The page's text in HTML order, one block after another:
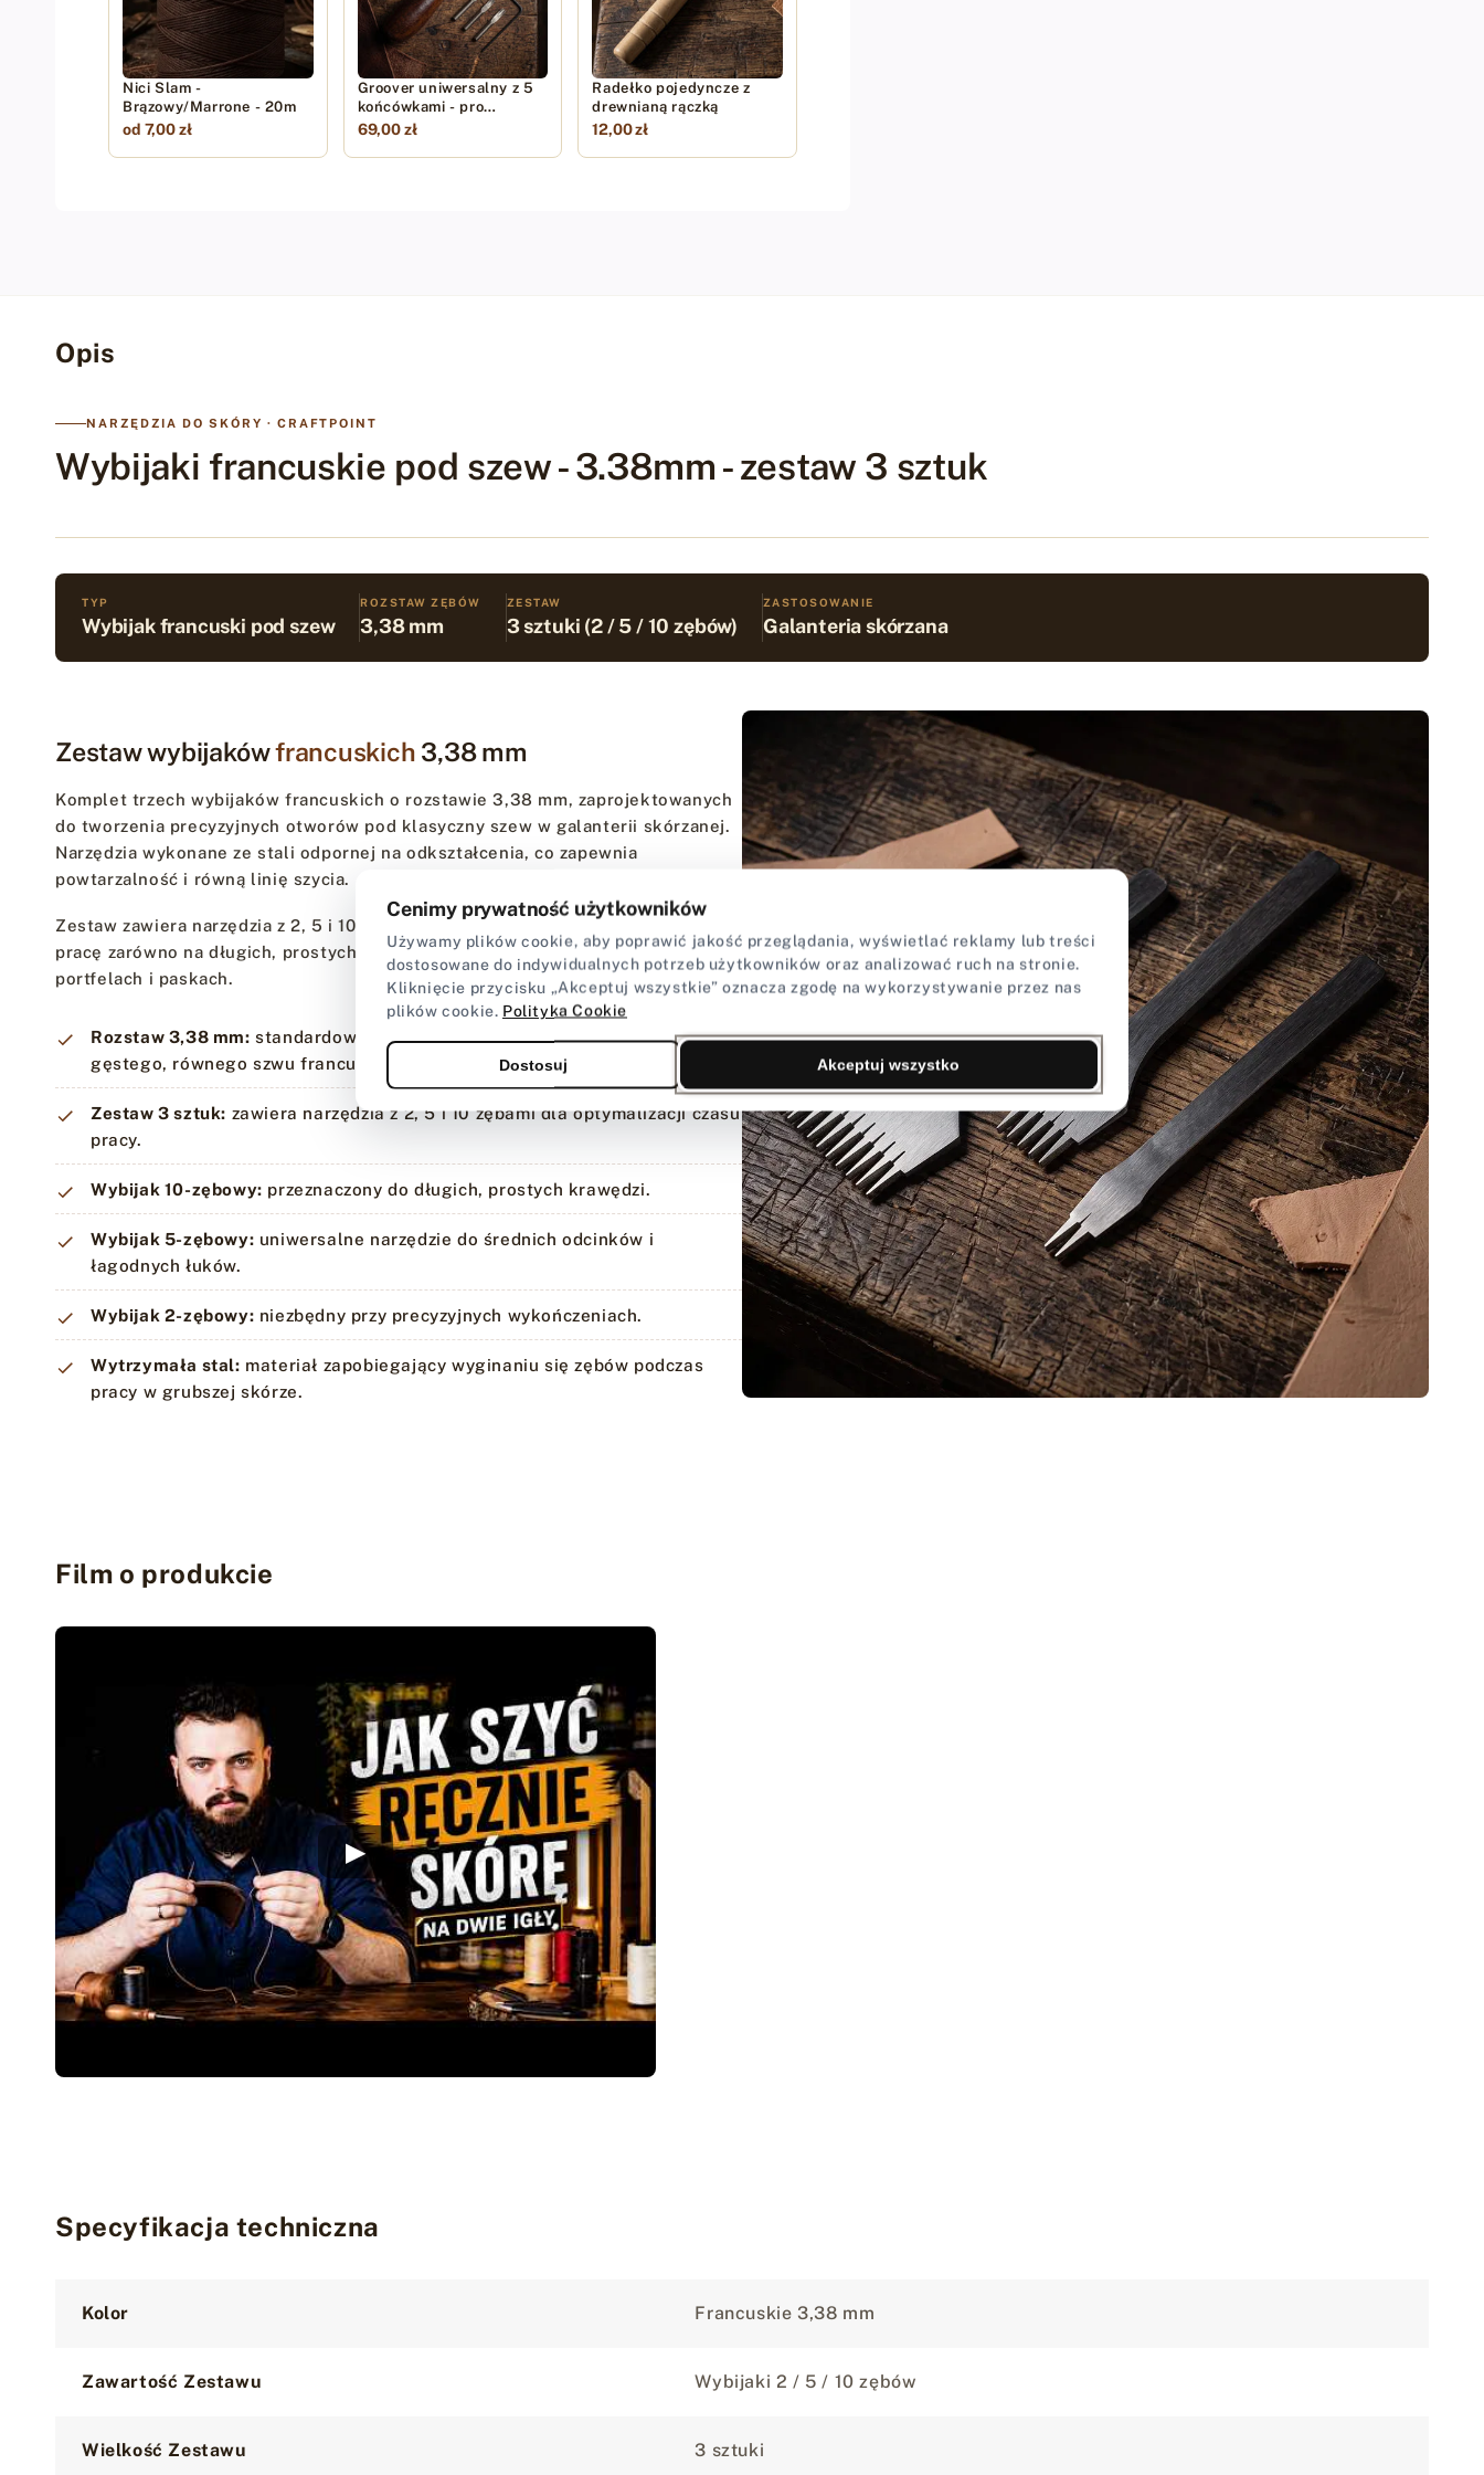
Nici Slam -
Brązowy/Marrone - 20m
od 7,00 zł
Groover uniwersalny z 5
końcówkami - pro
stitching groover
69,00 zł
Radełko pojedyncze z
drewnianą rączką
12,00 zł
Opis
NARZĘDZIA DO SKÓRY · CRAFTPOINT
Wybijaki francuskie pod szew - 3.38mm - zestaw 3 sztuk
TYP
Wybijak francuski pod szew
ROZSTAW ZĘBÓW
3,38 mm
ZESTAW
3 sztuki (2 / 5 / 10 zębów)
ZASTOSOWANIE
Galanteria skórzana
Zestaw wybijakówfrancuskich 3,38 mm
Komplet trzech wybijaków francuskich o rozstawie 3,38 mm, zaprojektowanych
do tworzenia precyzyjnych otworów pod klasyczny szew w galanterii skórzanej.
Narzędzia wykonane ze stali odpornej na odkształcenia, co zapewnia
powtarzalność i równą linię szycia.
Zestaw zawiera narzędzia z 2, 5 i 10 zębami. Taka konfiguracja pozwala na płynną
pracę zarówno na długich, prostych odcinkach, jak i podczas wybijania łuków w
portfelach i paskach.
Rozstaw 3,38 mm: standardowy wymiar pozwalający na uzyskanie
gęstego, równego szwu francuskiego.
Zestaw 3 sztuk: zawiera narzędzia z 2, 5 i 10 zębami dla optymalizacji czasu
pracy.
Wybijak 10-zębowy: przeznaczony do długich, prostych krawędzi.
Wybijak 5-zębowy: uniwersalne narzędzie do średnich odcinków i
łagodnych łuków.
Wybijak 2-zębowy: niezbędny przy precyzyjnych wykończeniach.
Wytrzymała stal: materiał zapobiegający wyginaniu się zębów podczas
pracy w grubszej skórze.
Film o produkcie
▶
Specyfikacja techniczna
Kolor
Francuskie 3,38 mm
Zawartość Zestawu Wybijaki 2 / 5 / 10 zębów
Wielkość Zestawu 3 sztuki
Cenimy prywatność użytkowników
Używamy plików cookie, aby poprawić jakość przeglądania, wyświetlać reklamy lub treści
dostosowane do indywidualnych potrzeb użytkowników oraz analizować ruch na stronie.
Kliknięcie przycisku „Akceptuj wszystkie” oznacza zgodę na wykorzystywanie przez nas
plików cookie. Polityka Cookie
Dostosuj Akceptuj wszystko